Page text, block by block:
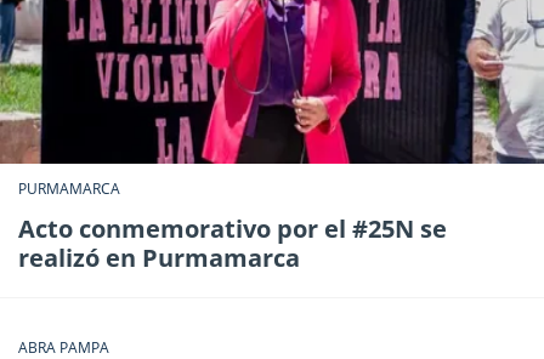
PURMAMARCA
Acto conmemorativo por el #25N se
realizó en Purmamarca
ABRA PAMPA